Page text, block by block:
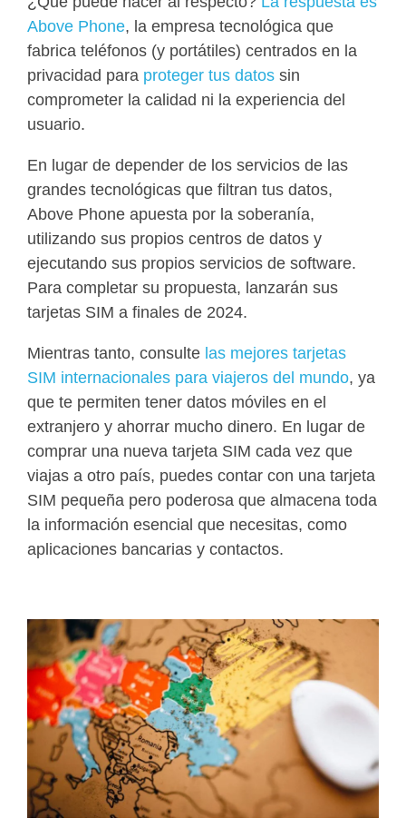
Above Phone, la empresa tecnológica que
fabrica teléfonos (y portátiles) centrados en la
privacidad para proteger tus datos sin
comprometer la calidad ni la experiencia del
usuario.
En lugar de depender de los servicios de las
grandes tecnológicas que filtran tus datos,
Above Phone apuesta por la soberanía,
utilizando sus propios centros de datos y
ejecutando sus propios servicios de software.
Para completar su propuesta, lanzarán sus
tarjetas SIM a finales de 2024.
Mientras tanto, consulte las mejores tarjetas
SIM internacionales para viajeros del mundo, ya
que te permiten tener datos móviles en el
extranjero y ahorrar mucho dinero. En lugar de
comprar una nueva tarjeta SIM cada vez que
viajas a otro país, puedes contar con una tarjeta
SIM pequeña pero poderosa que almacena toda
la información esencial que necesitas, como
aplicaciones bancarias y contactos.